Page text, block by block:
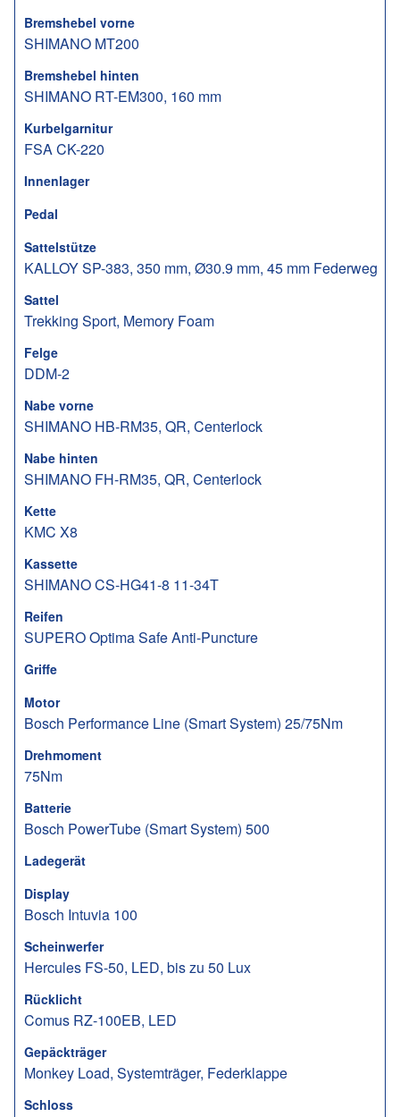
Bremshebel vorne
SHIMANO MT200
Bremshebel hinten
SHIMANO RT-EM300, 160 mm
Kurbelgarnitur
FSA CK-220
Innenlager
Pedal
Sattelstütze
KALLOY SP-383, 350 mm, Ø30.9 mm, 45 mm Federweg
Sattel
Trekking Sport, Memory Foam
Felge
DDM-2
Nabe vorne
SHIMANO HB-RM35, QR, Centerlock
Nabe hinten
SHIMANO FH-RM35, QR, Centerlock
Kette
KMC X8
Kassette
SHIMANO CS-HG41-8 11-34T
Reifen
SUPERO Optima Safe Anti-Puncture
Griffe
Motor
Bosch Performance Line (Smart System) 25/75Nm
Drehmoment
75Nm
Batterie
Bosch PowerTube (Smart System) 500
Ladegerät
Display
Bosch Intuvia 100
Scheinwerfer
Hercules FS-50, LED, bis zu 50 Lux
Rücklicht
Comus RZ-100EB, LED
Gepäckträger
Monkey Load, Systemträger, Federklappe
Schloss